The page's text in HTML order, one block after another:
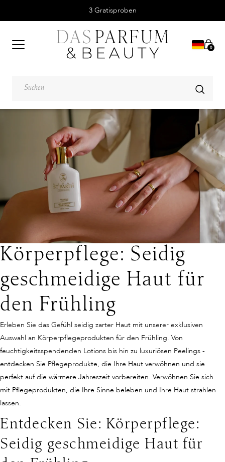
3 Gratisproben
0
Körperpflege: Seidig
geschmeidige Haut für
den Frühling
Erleben Sie das Gefühl seidig zarter Haut mit unserer exklusiven
Auswahl an Körperpflegeprodukten für den Frühling. Von
feuchtigkeitsspendenden Lotions bis hin zu luxuriösen Peelings -
entdecken Sie Pflegeprodukte, die Ihre Haut verwöhnen und sie
perfekt auf die wärmere Jahreszeit vorbereiten. Verwöhnen Sie sich
mit Pflegeprodukten, die Ihre Sinne beleben und Ihre Haut strahlen
lassen.
Entdecken Sie: Körperpflege:
Seidig geschmeidige Haut für